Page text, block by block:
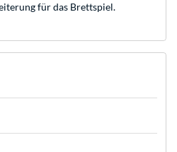
für das Brettspiel.